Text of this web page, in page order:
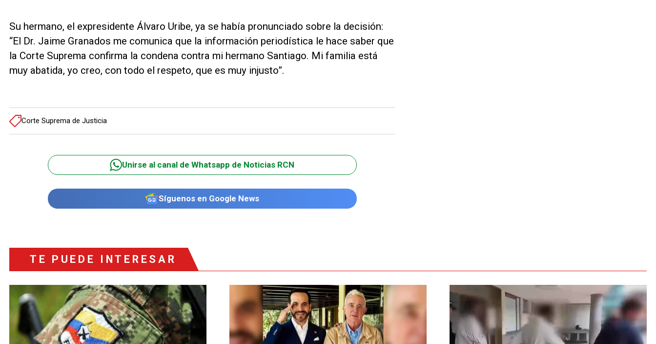
Su hermano, el expresidente Álvaro Uribe, ya se había pronunciado sobre la decisión:
“El Dr. Jaime Granados me comunica que la información periodística le hace saber que
la Corte Suprema confirma la condena contra mi hermano Santiago. Mi familia está
muy abatida, yo creo, con todo el respeto, que es muy injusto”.
Corte Suprema de Justicia
Unirse al canal de Whatsapp de Noticias RCN
Síguenos en Google News
TE PUEDE INTERESAR